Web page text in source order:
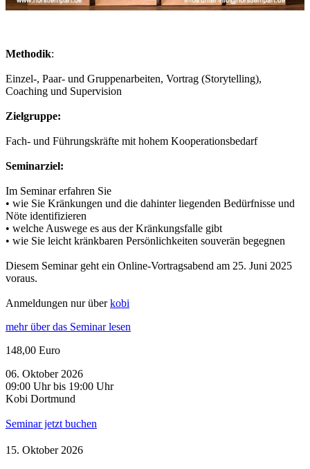
Methodik:
Einzel-, Paar- und Gruppenarbeiten, Vortrag (Storytelling),
Coaching und Supervision
Zielgruppe:
Fach- und Führungskräfte mit hohem Kooperationsbedarf
Seminarziel:
Im Seminar erfahren Sie
• wie Sie Kränkungen und die dahinter liegenden Bedürfnisse und
Nöte identifizieren
• welche Auswege es aus der Kränkungsfalle gibt
• wie Sie leicht kränkbaren Persönlichkeiten souverän begegnen
Diesem Seminar geht ein Online-Vortragsabend am 25. Juni 2025
voraus.
Anmeldungen nur überkobi
mehr über das Seminar lesen
148,00 Euro
06. Oktober 2026
09:00 Uhr bis 19:00 Uhr
Kobi Dortmund
Seminar jetzt buchen
15. Oktober 2026